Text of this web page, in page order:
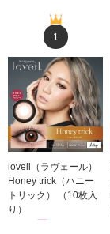
1
loveil（ラヴェール）
Honey trick（ハニー
トリック） （10枚入
り）